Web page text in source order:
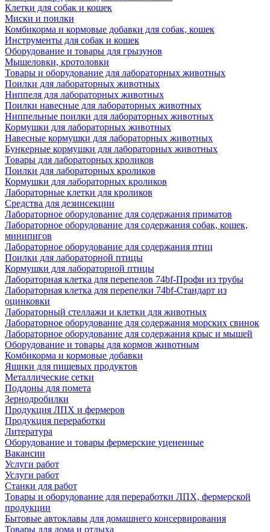
Клетки для собак и кошек
Миски и поилки
Комбикорма и кормовые добавки для собак, кошек
Инструменты для собак и кошек
Оборудование и товары для грызунов
Мышеловки, кротоловки
Товары и оборудование для лабораторных животных
Поилки для лабораторных животных
Ниппеля для лабораторных животных
Поилки навесные для лабораторных животных
Ниппельные поилки для лабораторных животных
Кормушки для лабораторных животных
Навесные кормушки для лабораторных животных
Бункерные кормушки для лабораторных животных
Товары для лабораторных кроликов
Поилки для лабораторных кроликов
Кормушки для лабораторных кроликов
Лабораторные клетки для кроликов
Средства для дезинсекции
Лабораторное оборудование для содержания приматов
Лабораторное оборудование для содержания собак, кошек,
минипигов
Лабораторное оборудование для содержания птиц
Поилки для лабораторной птицы
Кормушки для лабораторной птицы
Лабораторная клетка для перепелов 74bf-Профи из трубы
Лабораторная клетка для перепелки 74bf-Стандарт из
оцинковки
Лабораторный стеллажи и клетки для животных
Лабораторное оборудование для содержания морских свинок
Лабораторное оборудование для содержания крыс и мышей
Оборудование и товары для кормов животным
Комбикорма и кормовые добавки
Ящики для пищевых продуктов
Металлические сетки
Поддоны для помета
Зернодробилки
Продукция ЛПХ и фермеров
Продукция переработки
Литература
Оборудование и товары фермерские уцененные
Вакансии
Услуги работ
Услуги работ
Станки для работ
Товары и оборудование для переработки ЛПХ, фермерской
продукции
Бытовые автоклавы для домашнего консервирования
Товары для дома и отдыха